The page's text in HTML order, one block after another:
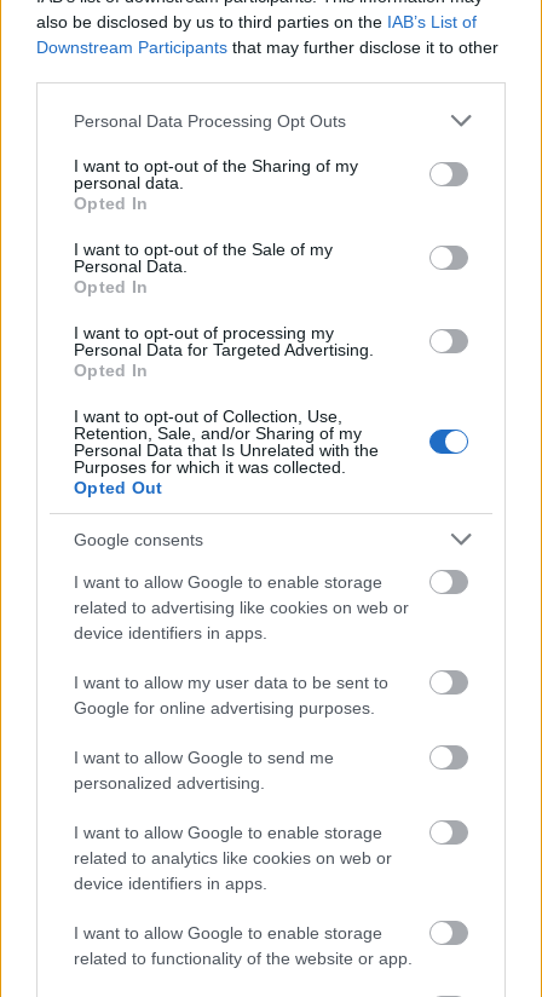
also be disclosed by us to third parties on the IAB’s List of
Downstream Participants that may further disclose it to other
Please note that this website/app uses one or more Google
not limited to your visit or usage behaviour. You may click to
grant or deny consent to Google and its third-party tags to
use your data for below specified purposes in below Google
consent section.
Personal Data Processing Opt Outs
I want to opt-out of the Sharing of my
personal data.
Opted In
I want to opt-out of the Sale of my
Personal Data.
Opted In
I want to opt-out of processing my
Personal Data for Targeted Advertising.
Opted In
I want to opt-out of Collection, Use,
Retention, Sale, and/or Sharing of my
Personal Data that Is Unrelated with the
Purposes for which it was collected.
Opted Out
Google consents
I want to allow Google to enable storage
related to advertising like cookies on web or
device identifiers in apps.
I want to allow my user data to be sent to
Google for online advertising purposes.
I want to allow Google to send me
personalized advertising.
I want to allow Google to enable storage
related to analytics like cookies on web or
device identifiers in apps.
I want to allow Google to enable storage
related to functionality of the website or app.
Andy Scott (GBR) Peugeot 208
Petter Solberg (NOR) Citroën DS3
Timur Timerzyanov (RUS) Citroën DS3
A Ralikrossz Európa bajnokság 2013-as naptára:
1. Április 1. Lydden Hill (GBR)
3. Május 26. Nyirád (HUN)
4. Június 9. Kouvola (FIN)
6. Július 7.Höljes (SWE)
7. Szeptember 1.
Lohéac (FRA)
9. Szeptember 29.Estering (GER)